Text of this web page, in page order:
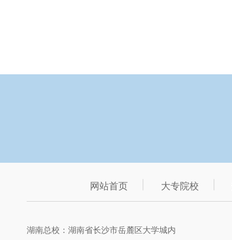
网站首页 大专院校
湖南总校：湖南省长沙市岳麓区大学城内